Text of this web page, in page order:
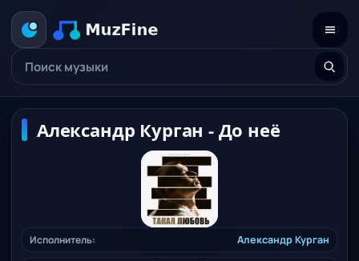
Александр Курган - До неё
Исполнитель: Александр Курган